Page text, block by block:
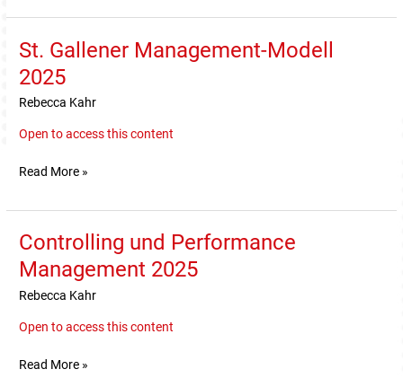
St. Gallener Management-Modell
2025
Rebecca Kahr
Open to access this content
St.
Management-
Modell
Read More »
Controlling und Performance
Management 2025
Rebecca Kahr
Open to access this content
Controlling
und
Performance
Management
Read More »